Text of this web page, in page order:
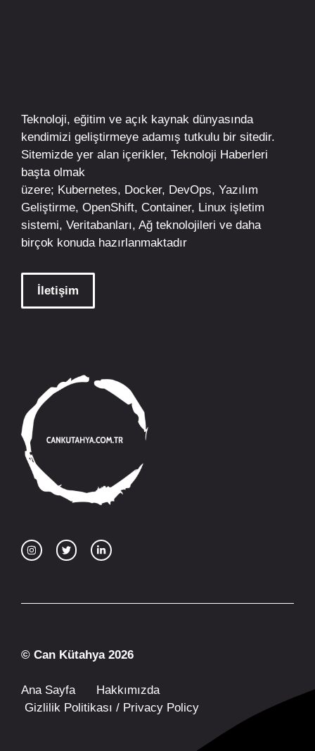
Teknoloji, eğitim ve açık kaynak dünyasında
kendimizi geliştirmeye adamış tutkulu bir sitedir.
Sitemizde yer alan içerikler, Teknoloji Haberleri
başta olmak
üzere; Kubernetes, Docker, DevOps, Yazılım
Geliştirme, OpenShift, Container, Linux işletim
sistemi, Veritabanları, Ağ teknolojileri ve daha
birçok konuda hazırlanmaktadır
İletişim
© Can Kütahya 2026
Ana Sayfa
Hakkımızda
Gizlilik Politikası / Privacy Policy